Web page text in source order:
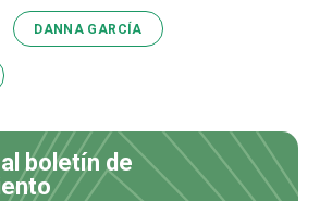
DANNA GARCÍA
boletín de